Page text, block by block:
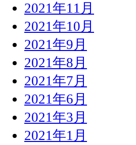
2021年11月
2021年10月
2021年9月
2021年8月
2021年7月
2021年6月
2021年3月
2021年1月